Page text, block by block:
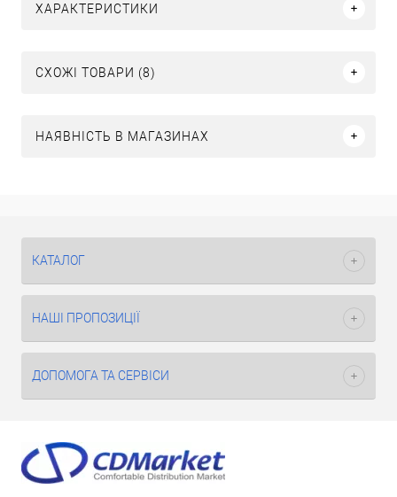
ХАРАКТЕРИСТИКИ
СХОЖІ ТОВАРИ (8)
НАЯВНІСТЬ В МАГАЗИНАХ
КАТАЛОГ
НАШІ ПРОПОЗИЦІЇ
ДОПОМОГА ТА СЕРВІСИ